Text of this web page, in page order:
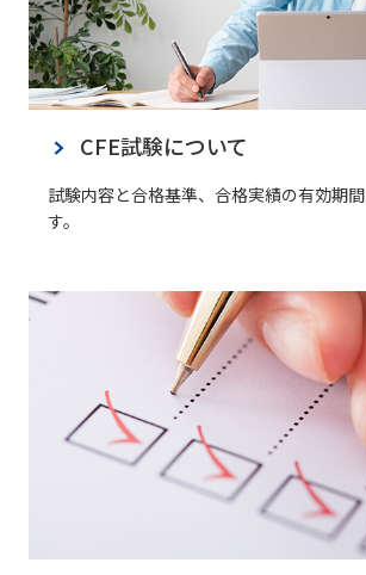
CFE試験について
試験内容と合格基準、合格実績の有効期
す。